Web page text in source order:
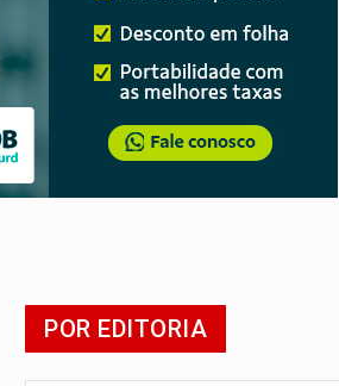
escola
POR EDITORIA